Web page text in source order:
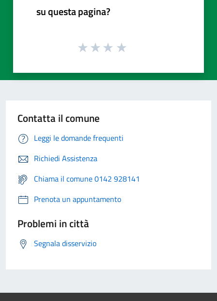
su questa pagina?
Contatta il comune
Leggi le domande frequenti
Richiedi Assistenza
Chiama il comune 0142 928141
Prenota un appuntamento
Problemi in città
Segnala disservizio